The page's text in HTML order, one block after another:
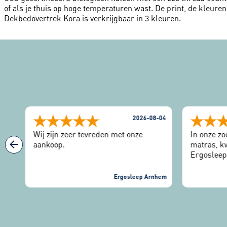
of als je thuis op hoge temperaturen wast. De print, de
Dekbedovertrek Kora is verkrijgbaar in 3 kleuren.
2026-08-04
Wij zijn zeer tevreden met onze
aankoop.
Ergosleep Arnhem
In onze
matras,
Eerst de
mee